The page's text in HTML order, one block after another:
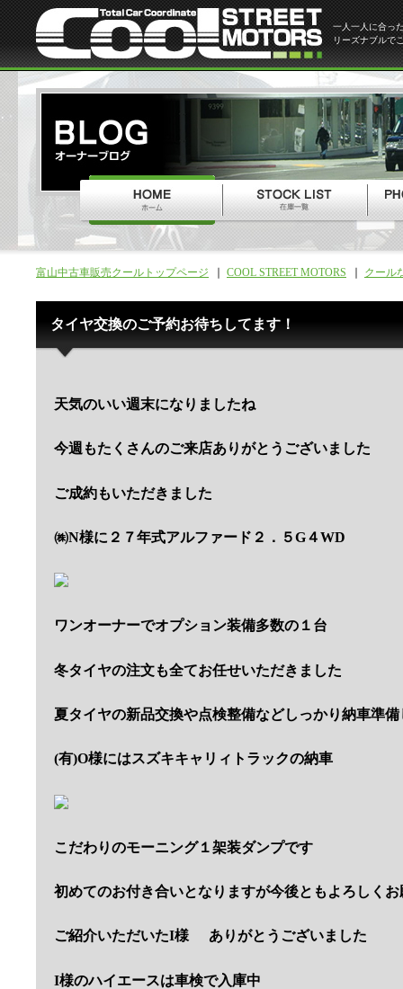
一人一人に合っ
リーズナブルで
富山中古車販売クールトップページ COOL STREET MOTORS クール
タイヤ交換のご予約お待ちしてます！
天気のいい週末になりましたね
今週もたくさんのご来店ありがとうございました
ご成約もいただきました
㈱N様に２７年式アルファード２．５G４WD
ワンオーナーでオプション装備多数の１台
冬タイヤの注文も全てお任せいただきました
夏タイヤの新品交換や点検整備などしっかり納車準
(有)O様にはスズキキャリィトラックの納車
こだわりのモーニング１架装ダンプです
初めてのお付き合いとなりますが今後ともよろしく
ご紹介いただいたI様 ありがとうございました
I様のハイエースは車検で入庫中